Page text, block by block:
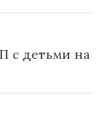
с детьми на